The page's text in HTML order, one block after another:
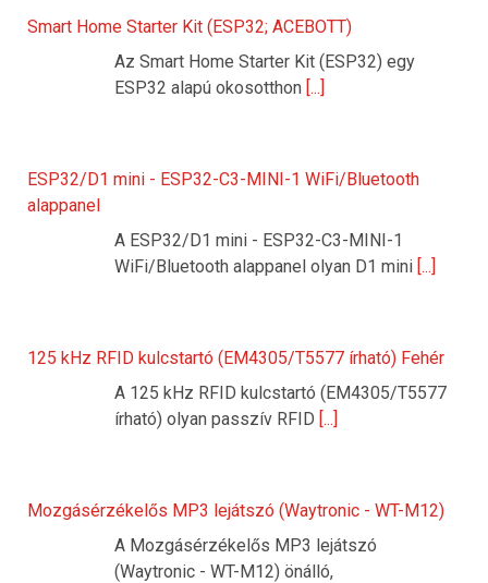
Smart Home Starter Kit (ESP32; ACEBOTT)
Az Smart Home Starter Kit (ESP32) egy
ESP32 alapú okosotthon [...]
ESP32/D1 mini - ESP32-C3-MINI-1 WiFi/Bluetooth
alappanel
A ESP32/D1 mini - ESP32-C3-MINI-1
WiFi/Bluetooth alappanel olyan D1 mini [...]
125 kHz RFID kulcstartó (EM4305/T5577 írható) Fehér
A 125 kHz RFID kulcstartó (EM4305/T5577
írható) olyan passzív RFID [...]
Mozgásérzékelős MP3 lejátszó (Waytronic - WT-M12)
A Mozgásérzékelős MP3 lejátszó
(Waytronic - WT-M12) önálló,